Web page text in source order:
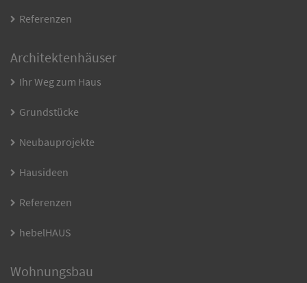
Referenzen
Architektenhäuser
Ihr Weg zum Haus
Grundstücke
Neubauprojekte
Hausideen
Referenzen
hebelHAUS
Wohnungsbau